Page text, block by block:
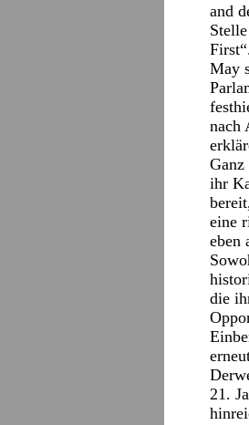
and
May
nach
ihr
eine
eben
die
21.